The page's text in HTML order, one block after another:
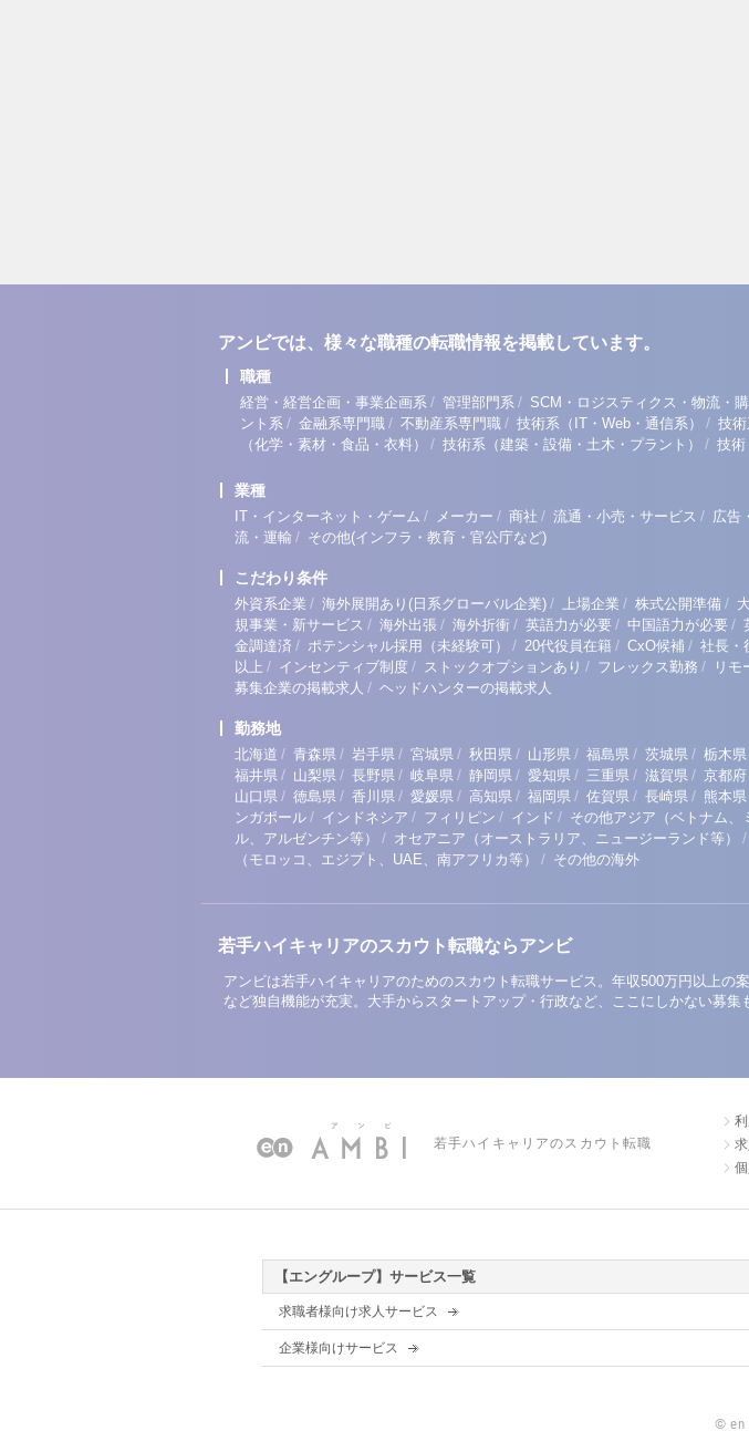
アンビでは、様々な職種の転職情報を掲載しています。
職種
経営・経営企画・事業企画系 / 管理部門系 / SCM・ロジスティクス・物流・
ント系 / 金融系専門職 / 不動産系専門職 / 技術系（IT・Web・通信系） / 技術
（化学・素材・食品・衣料）
/ 技術系（建築・設備・土木・プラント） / 技術
業種
IT・インターネット・ゲーム / メーカー / 商社 / 流通・小売・サービス / 広告
流・運輸 / その他(インフラ・教育・官公庁など)
こだわり条件
外資系企業 / 海外展開あり(日系グローバル企業) / 上場企業 / 株式公開準備 /
規事業・新サービス / 海外出張 / 海外折衝 / 英語力が必要 / 中国語力が必要 /
金調達済 / ポテンシャル採用（未経験可） / 20代役員在籍 / CxO候補 / 社長・
以上 / インセンティブ制度 / ストックオプションあり / フレックス勤務 / リモ
募集企業の掲載求人 / ヘッドハンターの掲載求人
勤務地
北海道 / 青森県 / 岩手県 / 宮城県 / 秋田県 / 山形県 / 福島県 / 茨城県 / 栃木県
福井県 / 山梨県 / 長野県 / 岐阜県 / 静岡県 / 愛知県 / 三重県 / 滋賀県 / 京都府
山口県 / 徳島県 / 香川県 / 愛媛県 / 高知県 / 福岡県 / 佐賀県 / 長崎県 / 熊本県
ンガポール / インドネシア / フィリピン / インド / その他アジア（ベトナム、
ル、アルゼンチン等）
/ オセアニア（オーストラリア、ニュージーランド等） /
（モロッコ、エジプト、UAE、南アフリカ等）
/ その他の海外
若手ハイキャリアのスカウト転職ならアンビ
アンビは若手ハイキャリアのためのスカウト転職サービス。年収500万円以上
など独自機能が充実。大手からスタートアップ・行政など、ここにしかない募集
若手ハイキャリアのスカウト転職
【エングループ】サービス一覧
求職者様向け求人サービス
企業様向けサービス
© en